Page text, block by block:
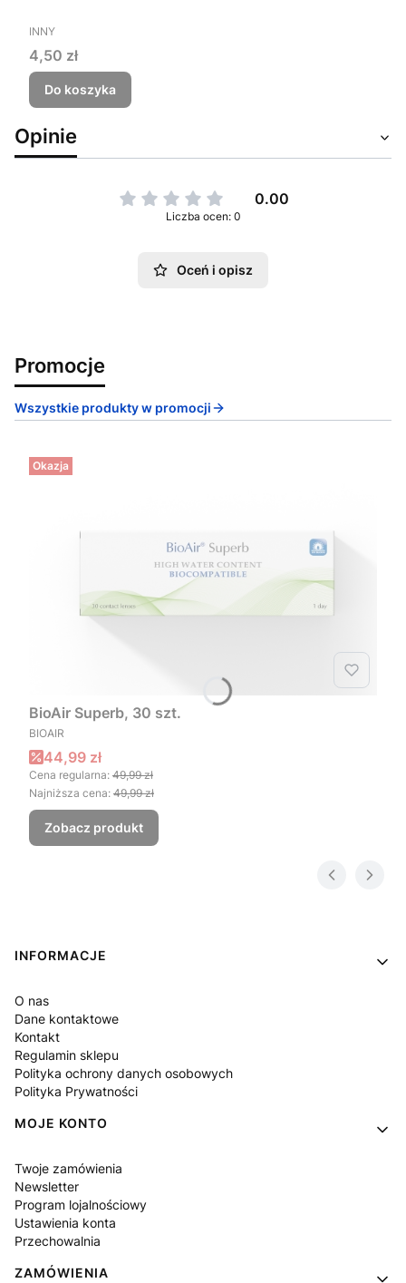
PRODUCENT
INNY
Cena
4,50 zł
Do koszyka
Opinie
0.00
Liczba ocen: 0
Oceń i opisz
Promocje
Wszystkie produkty w promocji
Okazja
BioAir Superb, 30 szt.
PRODUCENT
BIOAIR
Cena promocyjna
44,99 zł
Cena regularna: 49,99 zł
Najniższa cena: 49,99 zł
Zobacz produkt
Linki w stopce
INFORMACJE
O nas
Dane kontaktowe
Kontakt
Regulamin sklepu
Polityka ochrony danych osobowych
Polityka Prywatności
MOJE KONTO
Twoje zamówienia
Newsletter
Program lojalnościowy
Ustawienia konta
Przechowalnia
ZAMÓWIENIA